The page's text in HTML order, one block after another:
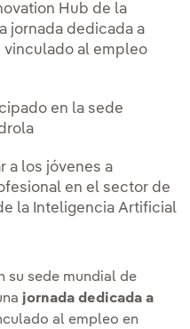
Hub de la
jornada dedicada a
vinculado al empleo
en la sede
a los jóvenes a
en el sector de
la Inteligencia Artificial
su sede mundial de
jornada dedicada a
al empleo en